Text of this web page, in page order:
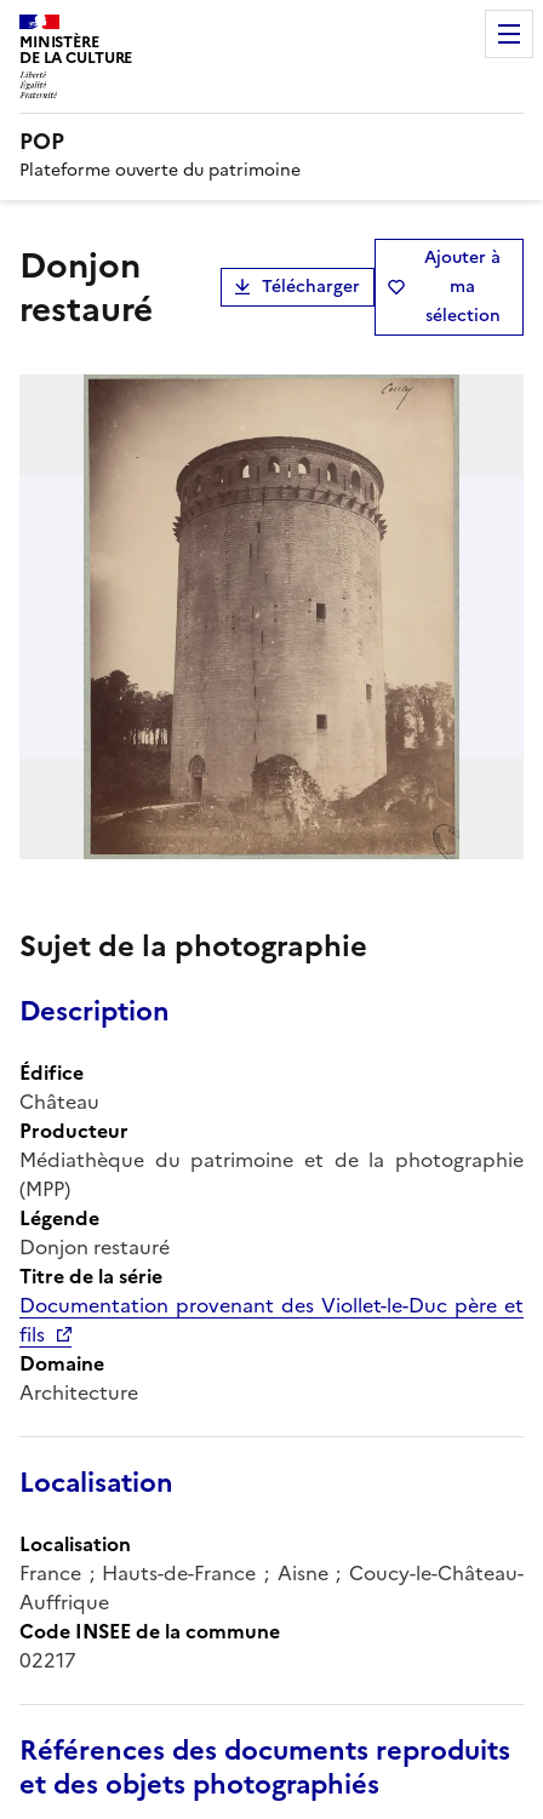
MINISTÈRE
DE LA CULTURE
POP
Plateforme ouverte du patrimoine
Donjon
restauré
Télécharger
Ajouter à
ma
sélection
Sujet de la photographie
Description
Édifice
Château
Producteur
Médiathèque du patrimoine et de la photographie
(MPP)
Légende
Donjon restauré
Titre de la série
Documentation provenant des Viollet-le-Duc père et
fils
Domaine
Architecture
Localisation
Localisation
France ; Hauts-de-France ; Aisne ; Coucy-le-Château-
Auffrique
Code INSEE de la commune
02217
Références des documents reproduits
et des objets photographiés